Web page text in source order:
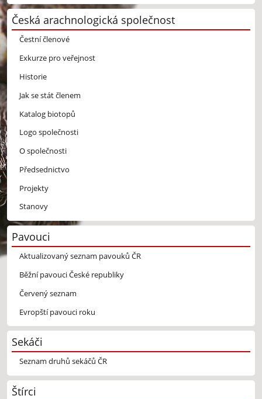
Česká arachnologická společnost
Čestní členové
Exkurze pro veřejnost
Historie
Jak se stát členem
Katalog biotopů
Logo společnosti
O společnosti
Předsednictvo
Projekty
Stanovy
Pavouci
Aktualizovaný seznam pavouků ČR
Běžní pavouci České republiky
Červený seznam
Evropští pavouci roku
Sekáči
Seznam druhů sekáčů ČR
Štírci